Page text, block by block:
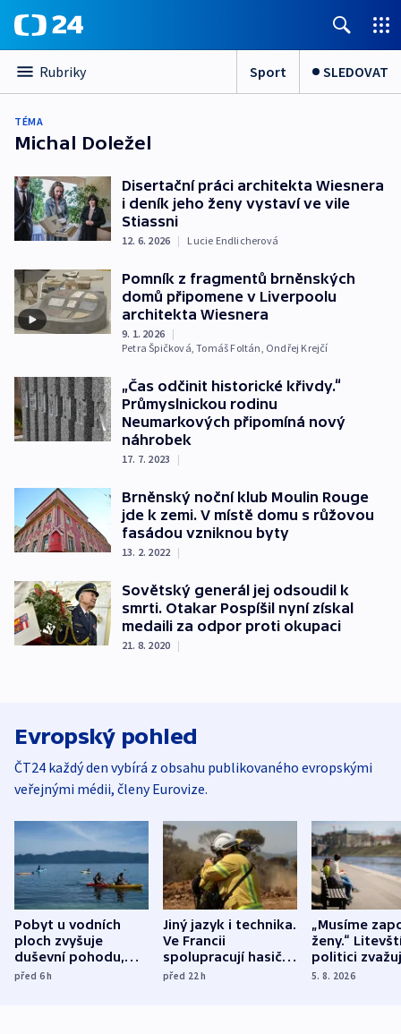
Rubriky Sport SLEDOVAT
TÉMA
Michal Doležel
Disertační práci architekta Wiesnera
i deník jeho ženy vystaví ve vile
Stiassni
12. 6. 2026 | Lucie Endlicherová
Pomník z fragmentů brněnských
domů připomene v Liverpoolu
architekta Wiesnera
9. 1. 2026 |
Petra Špičková,Tomáš Foltán, Ondřej Krejčí
„Čas odčinit historické křivdy.“
Průmyslnickou rodinu
Neumarkových připomíná nový
náhrobek
17. 7. 2023 |
Brněnský noční klub Moulin Rouge
jde k zemi. V místě domu s růžovou
fasádou vzniknou byty
13. 2. 2022 |
Sovětský generál jej odsoudil k
smrti. Otakar Pospíšil nyní získal
medaili za odpor proti okupaci
21. 8. 2020 |
Evropský pohled
ČT24 každý den vybírá z obsahu publikovaného evropskými
veřejnými médii, členy Eurovize.
Pobyt u vodních
ploch zvyšuje
duševní pohodu,
ukázala
před 6h
Jiný jazyk i technika.
Ve Francii
spolupracují hasiči z
různých zemí
před 22h
„Musíme
ženy.“
politici
dohodu o
5. 8. 2026